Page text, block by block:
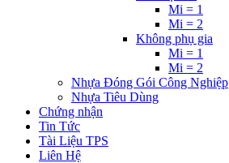
Mi = 1
Mi = 2
Không phụ gia
Mi = 1
Mi = 2
Nhựa Đóng Gói Công Nghiệp
Nhựa Tiêu Dùng
Chứng nhận
Tin Tức
Tài Liệu TPS
Liên Hệ